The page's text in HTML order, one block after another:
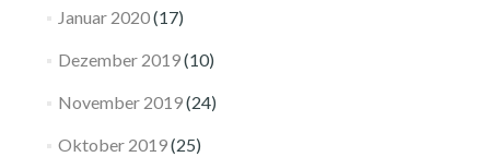
Januar 2020(17)
Dezember 2019(10)
November 2019(24)
Oktober 2019(25)